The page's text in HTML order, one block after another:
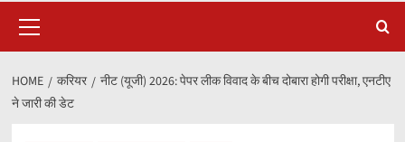
Menu
HOME करियर
नीट (यूजी) 2026: पेपर लीक विवाद के बीच दोबारा होगी परीक्षा, एनटीए
ने जारी की डेट